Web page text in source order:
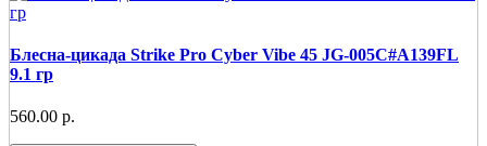
Блесна-цикада Strike Pro Cyber Vibe 45 JG-005C#A139FL
9.1 гр
560.00 р.